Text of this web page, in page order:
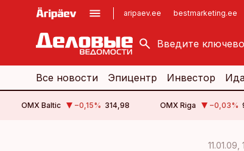
aripaev.ee bestmarketing.ee
kinnisvarauudised.ee
logistikauudised.ee
imelineajalugu.ee
Все новости Эпицентр Инвестор
OMX Baltic −0,15% 314,98 OMX Riga −0,03%
11.01.09,